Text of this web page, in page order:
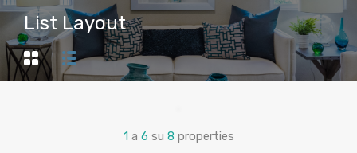
List Layout
1 a 6 su 8 properties